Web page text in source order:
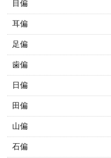
目偏
耳偏
足偏
歯偏
日偏
田偏
山偏
石偏